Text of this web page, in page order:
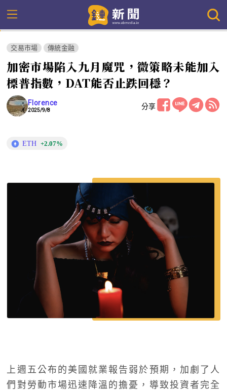
交易市場 傳統金融
加密市場陷入九月魔咒，微策略未能加入
標普指數，DAT能否止跌回穩？
Florence
2025/9/8 分享
ETH +2.07%
上週五公布的美國就業報告弱於預期，加劇了人
們對勞動市場迅速降溫的擔憂，導致投資者完全